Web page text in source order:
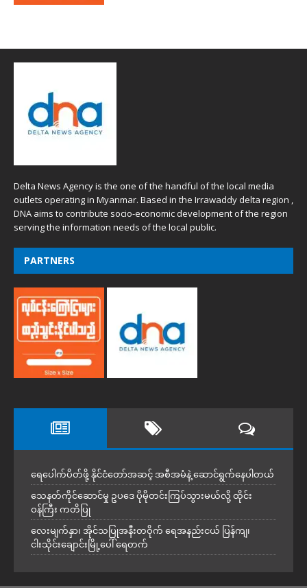
Delta News Agency is the one of the handful of the local media
outlets operating in Myanmar. Based in the Irrawaddy delta region ,
DNA aims to contribute socio-economic development of the region
serving the information needs of the local public.
PARTNERS
ရေပေါက်ပိတ်ဖို့ နိုင်ငံတော်အဆင့် အစီအမံနဲ့ ဆောင်ရွက်နေပါတယ်
သေနတ်ကိုင်ဆောင်မှု ဥပဒေ ပိုမိုတင်းကြပ်သွားမယ်လို့ ထိုင်း
ဝန်ကြီး ကတိပြု
လေးမျက်နှာ၊ အိုင်သပြုအနီးတဝိုက် ရေအနည်းငယ် ပြန်ကျ၊
ငါးသိုင်းချောင်းမြို့ပေါ် ရေတက်